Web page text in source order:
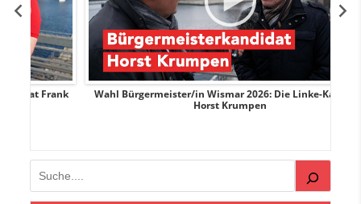
Wahl Bürgermeister/in Wismar 2026: Die Linke-Kandidat
Horst Krumpen
Suchen